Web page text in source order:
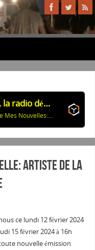
Equinoxe, la radio découverte
Vous Aurez de Mes Nouvelles: 1ers et 3e Mer 22h & 1 Jeu sur 2 24h
Artiste de la
ce lundi 12 février 2024
15 février 2024 à 16h
nouvelle émission